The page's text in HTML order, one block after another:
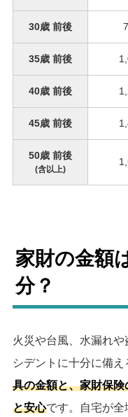
30歳 前後
35歳 前後
40歳 前後
45歳 前後
50歳 前後
(含以上)
家財の金額
分？
火災や台風、水漏れ
シデントに十分に備え
具の金額と、家財保
と安心です。自宅が全